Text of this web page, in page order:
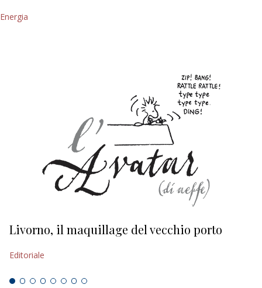
Energia
Livorno, il maquillage del vecchio porto
Editoriale